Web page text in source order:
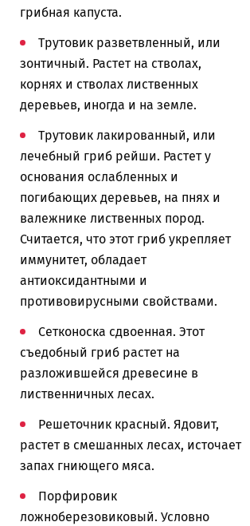
грибная капуста.
Трутовик разветвленный, или
зонтичный. Растет на стволах,
корнях и стволах лиственных
деревьев, иногда и на земле.
Трутовик лакированный, или
лечебный гриб рейши. Растет у
основания ослабленных и
погибающих деревьев, на пнях и
валежнике лиственных пород.
Считается, что этот гриб укрепляет
иммунитет, обладает
антиоксидантными и
противовирусными свойствами.
Сетконоска сдвоенная. Этот
съедобный гриб растет на
разложившейся древесине в
лиственничных лесах.
Решеточник красный. Ядовит,
растет в смешанных лесах, источает
запах гниющего мяса.
Порфировик
ложноберезовиковый. Условно